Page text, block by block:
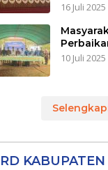
16 Juli 2025
10 Juli 2025